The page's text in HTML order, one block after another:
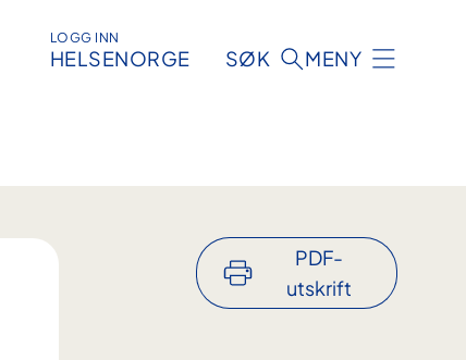
LOGG INN
HELSENORGE SØK MENY
PDF-
utskrift